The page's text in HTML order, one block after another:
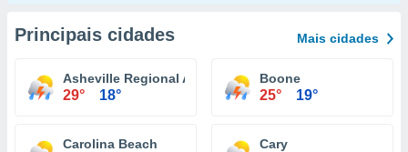
Principais cidades Mais cidades
Asheville Regional Airport
29° 18°
Boone
25° 19°
Carolina Beach Cary